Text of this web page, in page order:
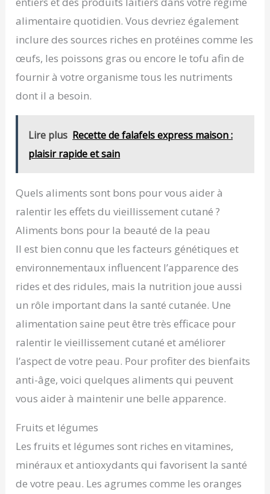
alimentaire quotidien. Vous devriez également
inclure des sources riches en protéines comme les
œufs, les poissons gras ou encore le tofu afin de
fournir à votre organisme tous les nutriments
dont il a besoin.
Lire plus Recette de falafels express maison :
plaisir rapide et sain
Quels aliments sont bons pour vous aider à
ralentir les effets du vieillissement cutané ?
Aliments bons pour la beauté de la peau
Il est bien connu que les facteurs génétiques et
environnementaux influencent l’apparence des
rides et des ridules, mais la nutrition joue aussi
un rôle important dans la santé cutanée. Une
alimentation saine peut être très efficace pour
ralentir le vieillissement cutané et améliorer
l’aspect de votre peau. Pour profiter des bienfaits
anti-âge, voici quelques aliments qui peuvent
vous aider à maintenir une belle apparence.
Fruits et légumes
Les fruits et légumes sont riches en vitamines,
minéraux et antioxydants qui favorisent la santé
de votre peau. Les agrumes comme les oranges